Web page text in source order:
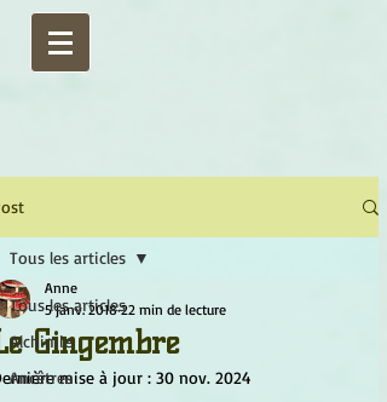
Tous les articles
Alchimie
Ancêtres
Tous les articles
Gingembre
Anne
5 janv. 2018 22 min de lecture
mise à jour : 30 nov. 2024